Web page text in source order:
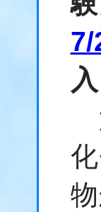
7/